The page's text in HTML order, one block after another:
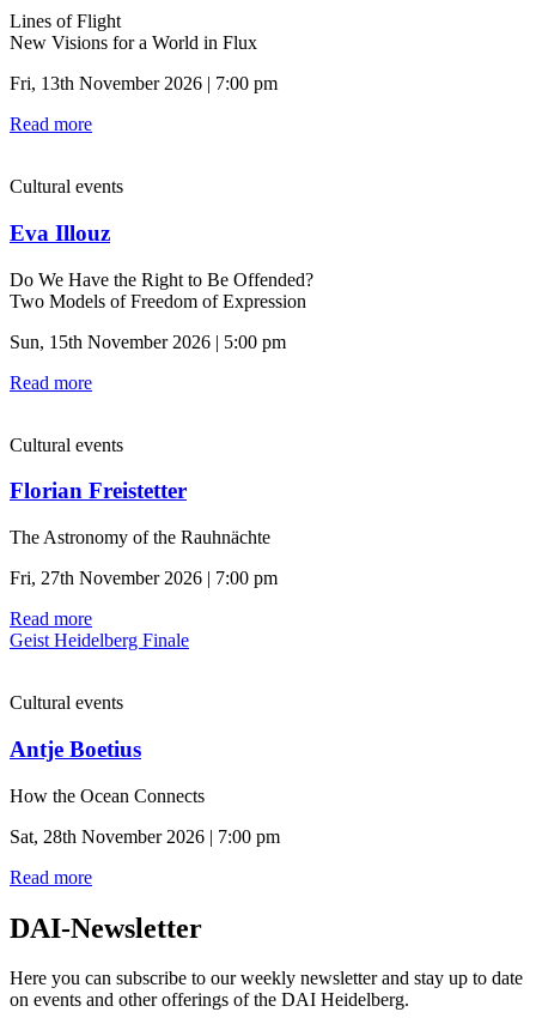
Lines of Flight
New Visions for a World in Flux
Fri, 13th November 2026 | 7:00 pm
Read more
Cultural events
Eva Illouz
Do We Have the Right to Be Offended?
Two Models of Freedom of Expression
Sun, 15th November 2026 | 5:00 pm
Read more
Cultural events
Florian Freistetter
The Astronomy of the Rauhnächte
Fri, 27th November 2026 | 7:00 pm
Read more
Geist Heidelberg Finale
Cultural events
Antje Boetius
How the Ocean Connects
Sat, 28th November 2026 | 7:00 pm
Read more
DAI-Newsletter
Here you can subscribe to our weekly newsletter and stay up to date
on events and other offerings of the DAI Heidelberg.